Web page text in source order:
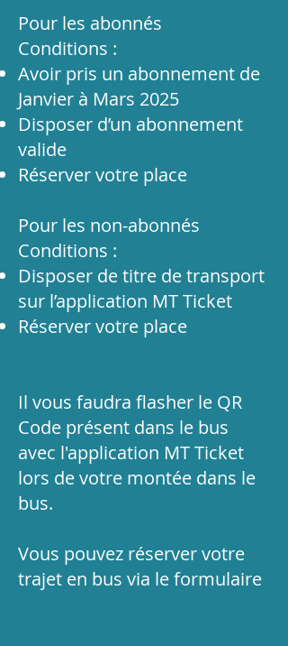
Pour les abonnés
Conditions :
Avoir pris un abonnement de
Janvier à Mars 2025
Disposer d’un abonnement
valide
Réserver votre place
Pour les non-abonnés
Conditions :
Disposer de titre de transport
sur l’application MT Ticket
Réserver votre place
Il vous faudra flasher le QR
Code présent dans le bus
avec l'application MT Ticket
lors de votre montée dans le
bus.
Vous pouvez réserver votre
trajet en bus via le formulaire